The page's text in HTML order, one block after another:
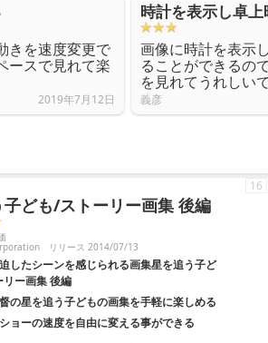
きを速度変更で
ースで見れて楽
2019年7月12日
時計を表示し卓
画像に時計を表示
ることができるの
を見れてうれしい
義彦
ども/ストーリー画集 後編
リリース 2014/07/13
したシーンを感じられる画集星を追う子ど
リー画集 後編
の星を追う子どもの画集を手軽に楽しめる
ョーの速度を自由に変える事ができる
16